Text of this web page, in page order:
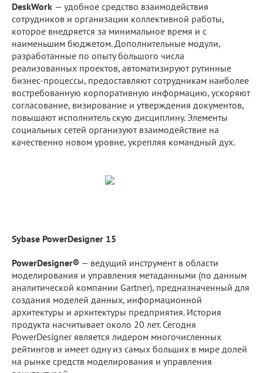
DeskWork — удобное средство взаимодействия
сотрудников и организации коллективной работы,
которое внедряется за минимальное время и с
наименьшим бюджетом. Дополнительные модули,
разработанные по опыту большого числа
реализованных проектов, автоматизируют рутинные
бизнес-процессы, предоставляют сотрудникам наиболее
востребованную корпоративную информацию, ускоряют
согласование, визирование и утверждения документов,
повышают исполнитель скую дисциплину. Элементы
социальных сетей организуют взаимодействие на
качественно новом уровне, укрепляя командный дух.
Sybase PowerDesigner 15
PowerDesigner® — ведущий инструмент в области
моделирования и управления метаданными (по данным
аналитической компании Gartner), предназначенный для
создания моделей данных, информационной
архитектуры и архитектуры предприятия. История
продукта насчитывает около 20 лет. Сегодня
PowerDesigner является лидером многочисленных
рейтингов и имеет одну из самых больших в мире долей
на рынке средств моделирования и управления